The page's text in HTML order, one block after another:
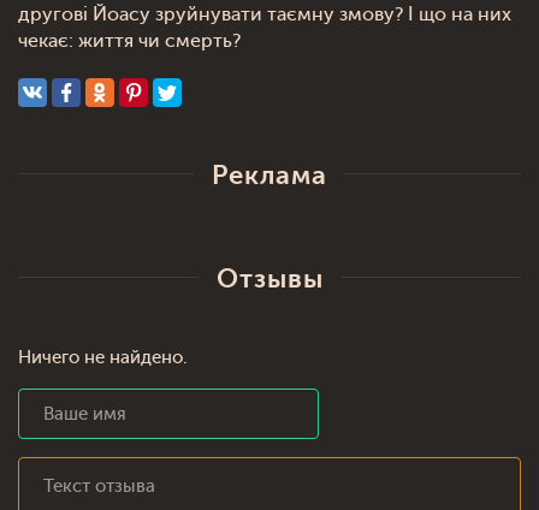
другові Йоасу зруйнувати таємну змову? І що на них
чекає: життя чи смерть?
Реклама
Отзывы
Ничего не найдено.